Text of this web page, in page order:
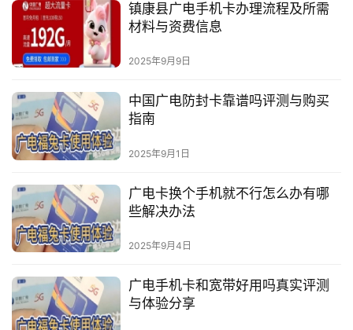
镇康县广电手机卡办理流程及所需
材料与资费信息
2025年9月9日
中国广电防封卡靠谱吗评测与购买
指南
2025年9月1日
广电卡换个手机就不行怎么办有哪
些解决办法
2025年9月4日
广电手机卡和宽带好用吗真实评测
与体验分享